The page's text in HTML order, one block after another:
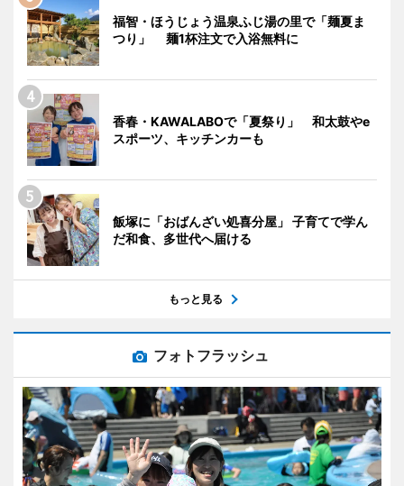
福智・ほうじょう温泉ふじ湯の里で「麺夏ま
つり」 麺1杯注文で入浴無料に
香春・KAWALABOで「夏祭り」 和太鼓やe
スポーツ、キッチンカーも
飯塚に「おばんざい処喜分屋」 子育てで学ん
だ和食、多世代へ届ける
もっと見る
フォトフラッシュ